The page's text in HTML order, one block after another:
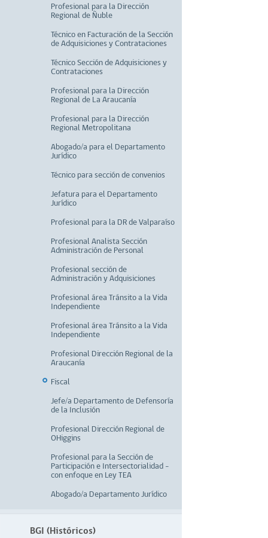
Profesional para la Dirección
Regional de Ñuble
Técnico en Facturación de la Sección
de Adquisiciones y Contrataciones
Técnico Sección de Adquisiciones y
Contrataciones
Profesional para la Dirección
Regional de La Araucanía
Profesional para la Dirección
Regional Metropolitana
Abogado/a para el Departamento
Jurídico
Técnico para sección de convenios
Jefatura para el Departamento
Jurídico
Profesional para la DR de Valparaíso
Profesional Analista Sección
Administración de Personal
Profesional sección de
Administración y Adquisiciones
Profesional área Tránsito a la Vida
Independiente
Profesional área Tránsito a la Vida
Independiente
Profesional Dirección Regional de la
Araucanía
Fiscal
Jefe/a Departamento de Defensoría
de la Inclusión
Profesional Dirección Regional de
OHiggins
Profesional para la Sección de
Participación e Intersectorialidad –
con enfoque en Ley TEA
Abogado/a Departamento Jurídico
BGI (Históricos)